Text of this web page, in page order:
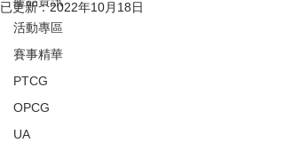
活動專區
賽事精華
PTCG
OPCG
UA
已更新：2022年10月18日